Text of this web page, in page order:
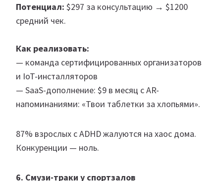
Потенциал: $297 за консультацию → $1200
средний чек.
Как реализовать:
— команда сертифицированных организаторов
и IoT-инсталляторов
— SaaS-дополнение: $9 в месяц с AR-
напоминаниями: «Твои таблетки за хлопьями».
87% взрослых с ADHD жалуются на хаос дома.
Конкуренции — ноль.
6. Смузи-траки у спортзалов